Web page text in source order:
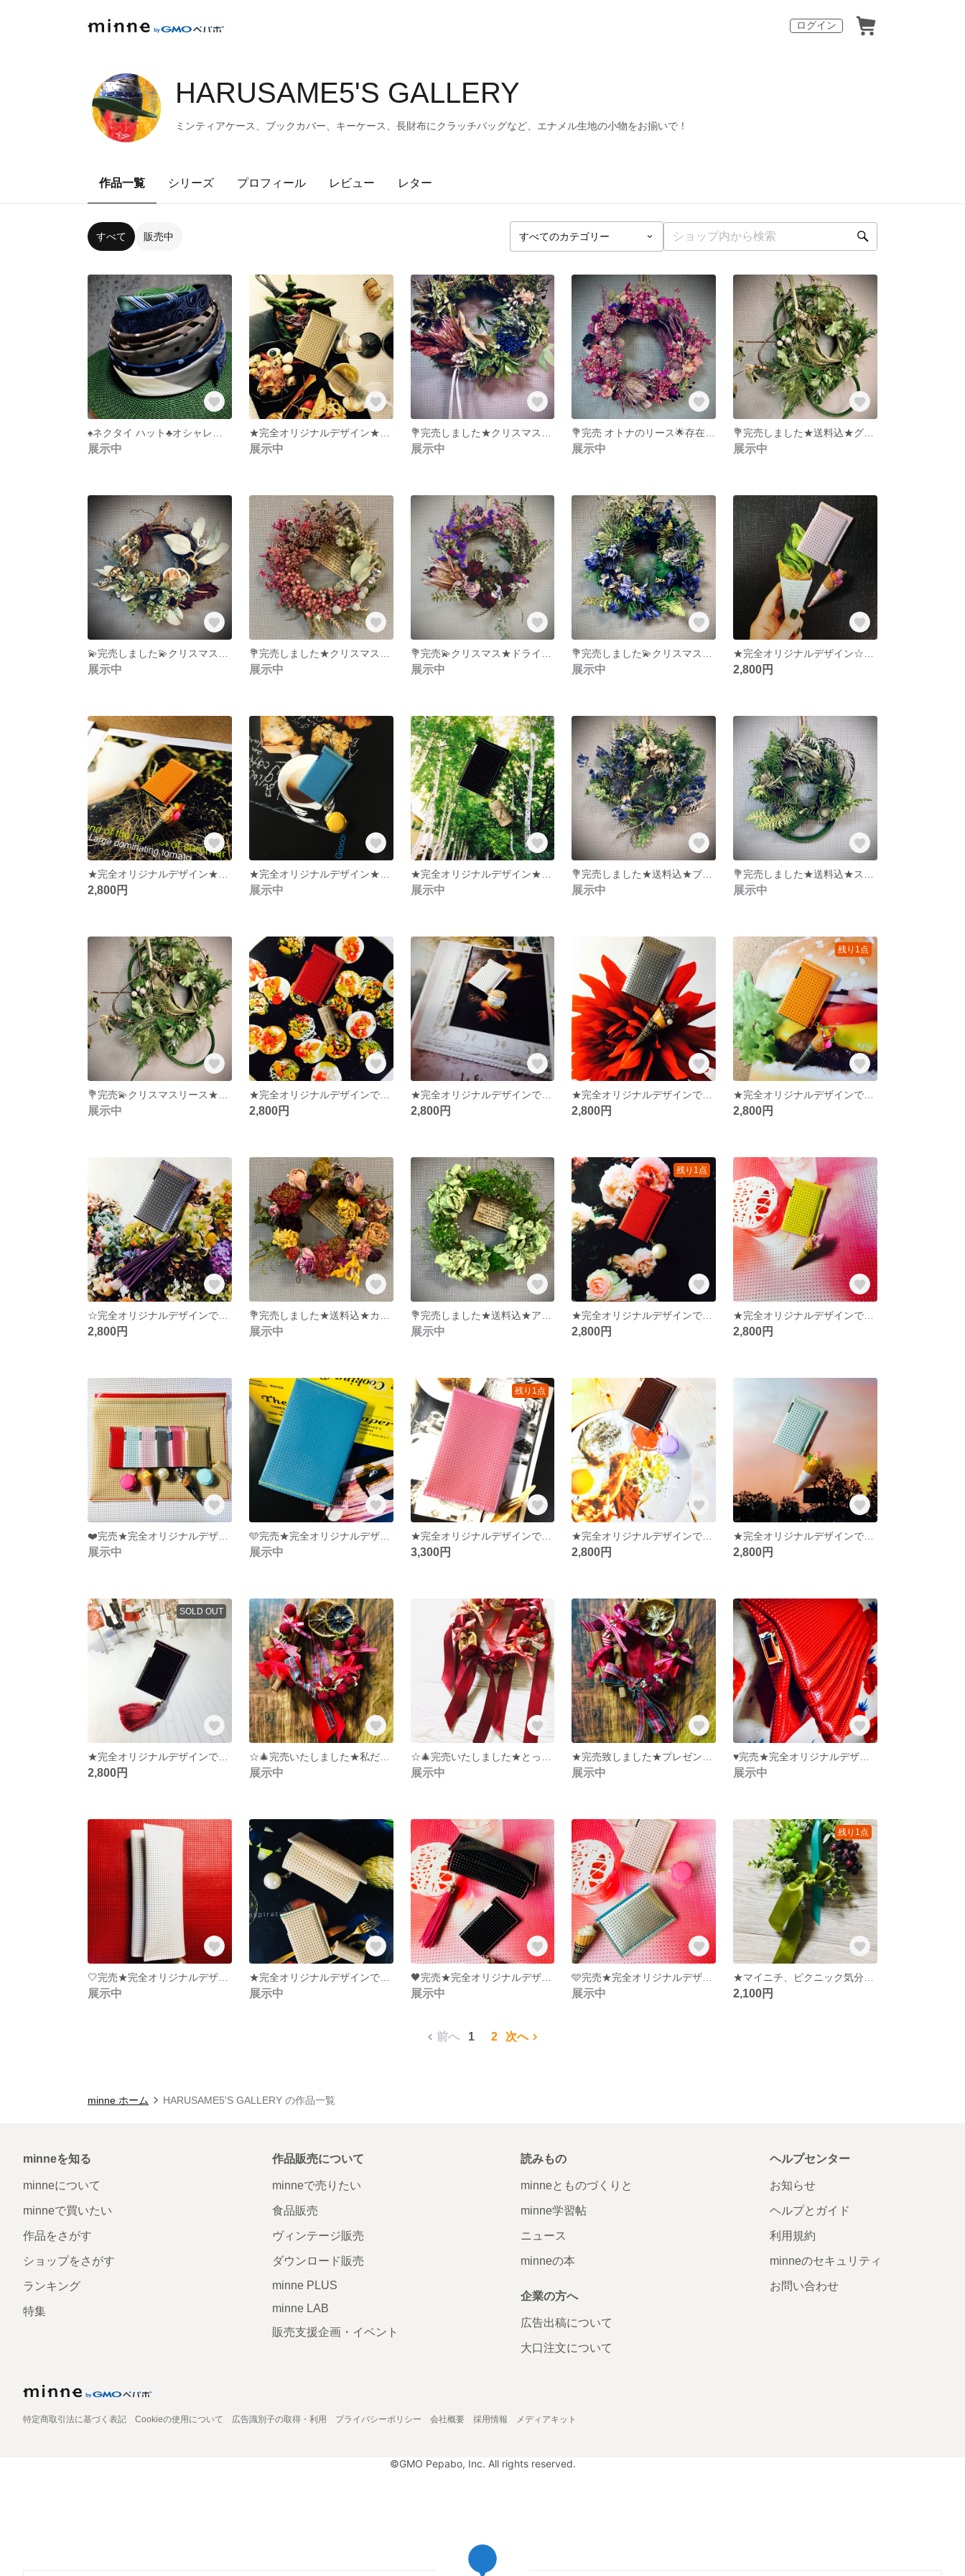
ログイン
HARUSAME5'S GALLERY
ミンティアケース、ブックカバー、キーケース、長財布にクラッチバッグなど、エナメル生地の小物をお揃いで！
作品一覧 シリーズ プロフィール レビュー レター
すべて 販売中
展示中 展示中 展示中 展示中 展示中
展示中 展示中 展示中 展示中 2,800円
2,800円 展示中 展示中 展示中 展示中
展示中
★完全オリジナルデザインです★さりげなく手にしたい★オシャレさんのミンティアケース★
2,800円
★完全オリジナルデザインです☆さりげなく持ちたい☆オシャレさんのミンティアケース★プレゼントにも最適☆
2,800円 2,800円
残り1点
2,800円
2,800円 展示中 展示中
残り1点
2,800円 2,800円
展示中
🩵完売★完全オリジナルデザインです！ラスト一点★完全オリジナルデザイン！★オシャレさんのブックカバー★お揃いのミンティアケースもプレゼントに最適★
展示中
残り1点
★完全オリジナルデザインです！プレゼントにも最適★さりげなく手にしたい★オシャレさんのブックカバー★お揃いの小物もかわいい！
3,300円 2,800円 2,800円
SOLD OUT
2,800円
☆🎄完売いたしました★私だけのお気に入りリース★プレゼントにも最適★真っ赤なベリー&シナモン★
展示中 展示中 展示中 展示中
展示中
★完全オリジナルデザインです！さりげなく手にしたい★新調しよう☆受注承ります★オシャレさんのキーケース★プレゼントにも最適☆
展示中
🖤完売★完全オリジナルデザイン★受注承ります★春に持ちたいキーケース★プレゼントにも最適★
展示中 展示中
残り1点
2,100円
前へ 1 2 次へ
minne ホーム HARUSAME5'S GALLERY の作品一覧
minneを知る
minneについて
minneで買いたい
作品をさがす
ショップをさがす
ランキング
特集
作品販売について
minneで売りたい
食品販売
ヴィンテージ販売
ダウンロード販売
minne PLUS
minne LAB
販売支援企画・イベント
読みもの
minneとものづくりと
minne学習帖
ニュース
minneの本
企業の方へ
広告出稿について
大口注文について
ヘルプセンター
お知らせ
ヘルプとガイド
利用規約
minneのセキュリティ
お問い合わせ
特定商取引法に基づく表記 Cookieの使用について 広告識別子の取得・利用 プライバシーポリシー 会社概要 採用情報 メディアキット
©GMO Pepabo, Inc. All rights reserved.